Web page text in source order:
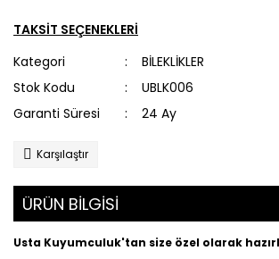
TAKSİT SEÇENEKLERİ
Kategori
BİLEKLİKLER
Stok Kodu
UBLK006
Garanti Süresi
24 Ay
Karşılaştır
ÜRÜN BİLGİSİ
Usta Kuyumculuk'tan size özel olarak